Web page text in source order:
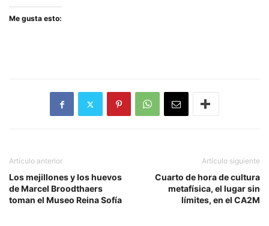
Me gusta esto:
Artículo anterior
Los mejillones y los huevos
de Marcel Broodthaers
toman el Museo Reina Sofía
Artículo siguiente
Cuarto de hora de cultura
metafísica, el lugar sin
límites, en el CA2M